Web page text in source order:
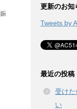
更新のお
Tweets by
最近の投稿
受け
い